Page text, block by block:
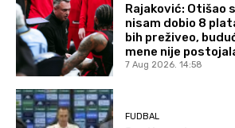
Rajaković: Otišao
nisam dobio 8
bih preživeo,
mene nije
7 Aug 2026. 14:58
FUDBAL